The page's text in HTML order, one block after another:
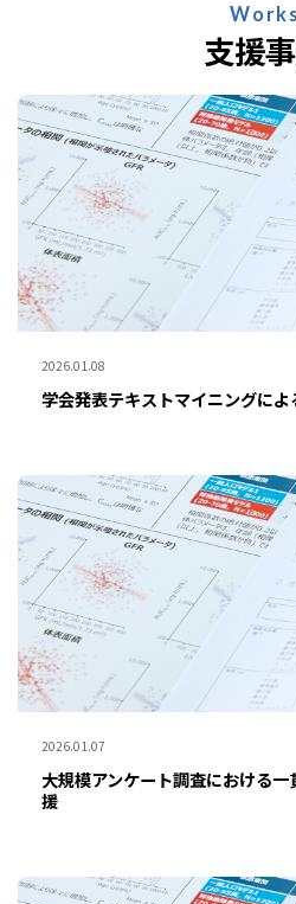
Works
支援
2026.01.08
学会発表テキストマイニングに
2026.01.07
大規模アンケート調査における
援